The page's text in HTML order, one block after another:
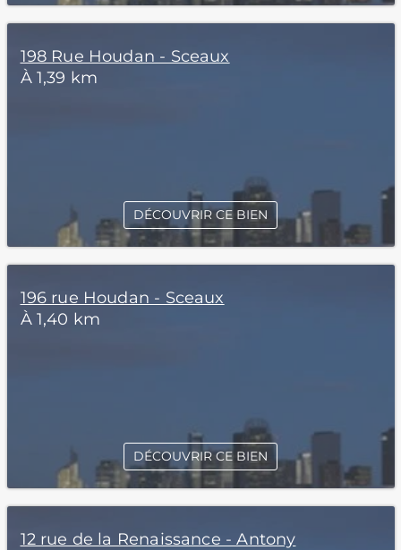
198 Rue Houdan - Sceaux
À 1,39 km
DÉCOUVRIR CE BIEN
196 rue Houdan - Sceaux
À 1,40 km
DÉCOUVRIR CE BIEN
12 rue de la Renaissance - Antony